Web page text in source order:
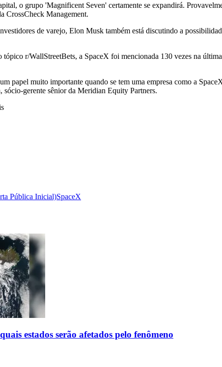
o grupo 'Magnificent Seven' certamente se expandirá.
CrossCheck Management.
de varejo, Elon Musk também está discutindo a
r/WallStreetBets, a SpaceX foi mencionada 130 vezes na
papel muito importante quando se tem uma empresa como a
gerente sênior da Meridian Equity Partners.
Pública Inicial)SpaceX
estados serão afetados pelo fenômeno